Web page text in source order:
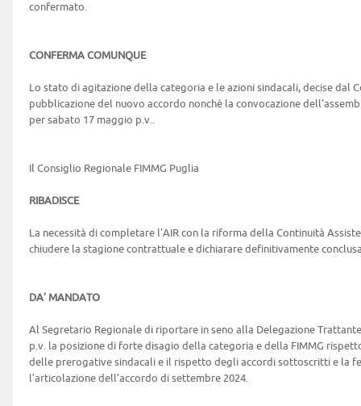
confermato.
CONFERMA COMUNQUE
Lo stato di agitazione della categoria e le azioni sindacali, decise dal
pubblicazione del nuovo accordo nonchè la convocazione
per sabato 17 maggio p.v..
Il Consiglio Regionale FIMMG Puglia
RIBADISCE
La necessità di completare l’AIR con la riforma della Continuità
chiudere la stagione contrattuale e dichiarare definitivamente
DA’ MANDATO
Al Segretario Regionale di riportare in seno alla Delegazione
p.v. la posizione di forte disagio della categoria e della FIMMG
delle prerogative sindacali e il rispetto degli accordi sottoscritti e la
l’articolazione dell’accordo di settembre 2024.